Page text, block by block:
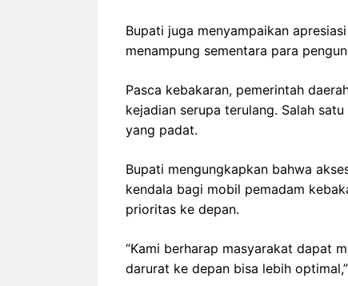
Bupati juga menyampaikan
menampung sementara para
Pasca kebakaran, pemerintah
kejadian serupa terulang. Salah
yang padat.
Bupati mengungkapkan bahwa
kendala bagi mobil pemadam
prioritas ke depan.
“Kami berharap masyarakat dapat
darurat ke depan bisa lebih